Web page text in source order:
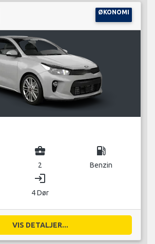
ØKONOMI
business_center
2
local_gas_station
Benzin
login
4 Dør
VIS DETALJER...